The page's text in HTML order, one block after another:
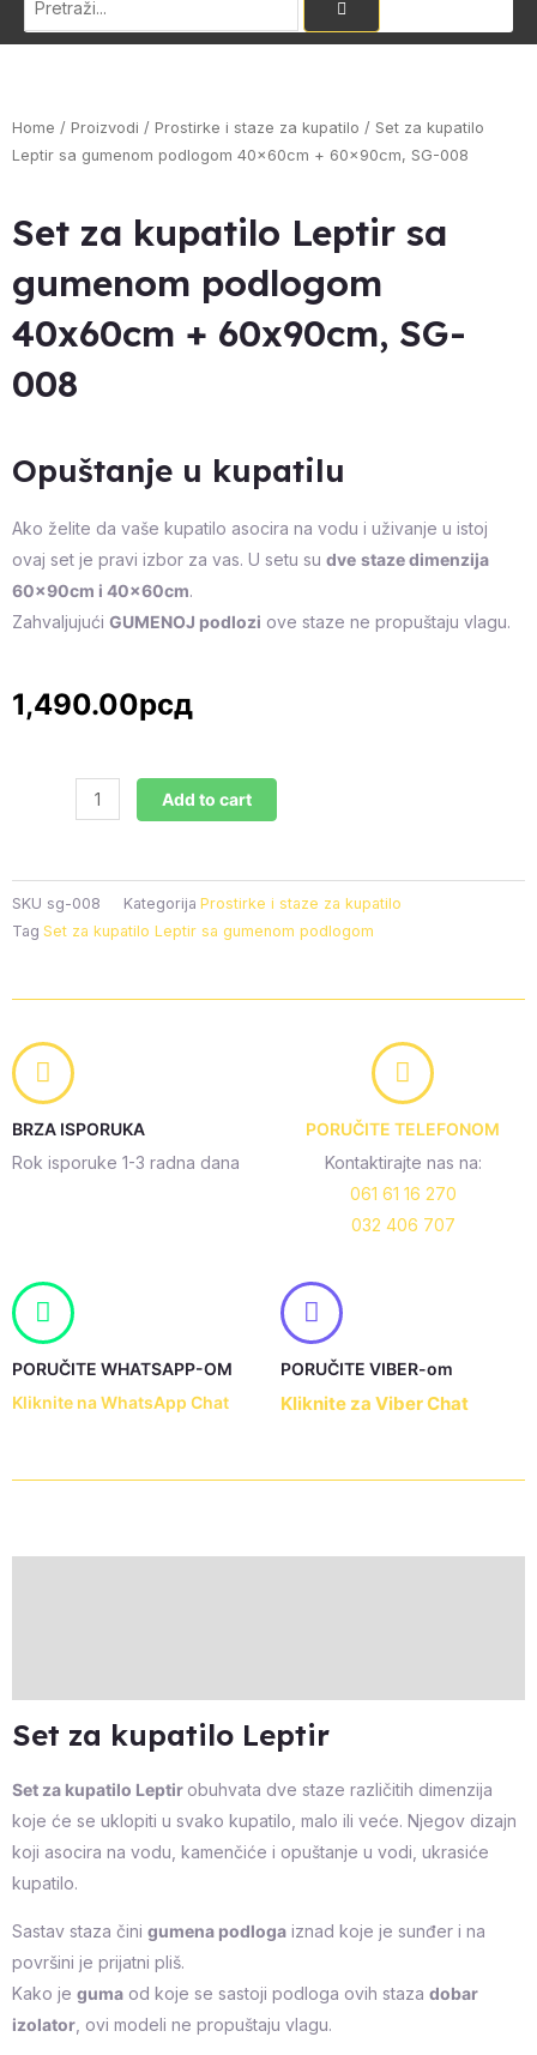
Home / Proizvodi / Prostirke i staze za kupatilo / Set za kupatilo
Leptir sa gumenom podlogom 40x60cm + 60x90cm, SG-008
Set za kupatilo Leptir sa
gumenom podlogom
40x60cm + 60x90cm, SG-
008
Opuštanje u kupatilu
Ako želite da vaše kupatilo asocira na vodu i uživanje u istoj
ovaj set je pravi izbor za vas. U setu su dve staze dimenzija
60x90cm i 40x60cm.
Zahvaljujući GUMENOJ podlozi ove staze ne propuštaju vlagu.
1,490.00рсд
sa
gumenom
60x90cm,
SG-
Add to cart
SKU sg-008 Kategorija Prostirke i staze za kupatilo
Tag Set za kupatilo Leptir sa gumenom podlogom
BRZA ISPORUKA
Rok isporuke 1-3 radna dana
PORUČITE TELEFONOM
Kontaktirajte nas na:
061 61 16 270
032 406 707
PORUČITE WHATSAPP-OM
Kliknite na WhatsApp Chat
PORUČITE VIBER-om
Kliknite za Viber Chat
Set za kupatilo Leptir
Set za kupatilo Leptir obuhvata dve staze različitih dimenzija
koje će se uklopiti u svako kupatilo, malo ili veće. Njegov dizajn
koji asocira na vodu, kamenčiće i opuštanje u vodi, ukrasiće
kupatilo.
Sastav staza čini gumena podloga iznad koje je sunđer i na
površini je prijatni pliš.
Kako je guma od koje se sastoji podloga ovih staza dobar
izolator , ovi modeli ne propuštaju vlagu.